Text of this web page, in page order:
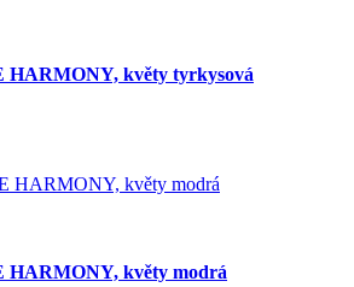
HARMONY, květy tyrkysová
HARMONY, květy modrá